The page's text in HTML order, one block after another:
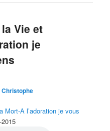
Vie et
je
Christophe
A l’adoration je vous
2015